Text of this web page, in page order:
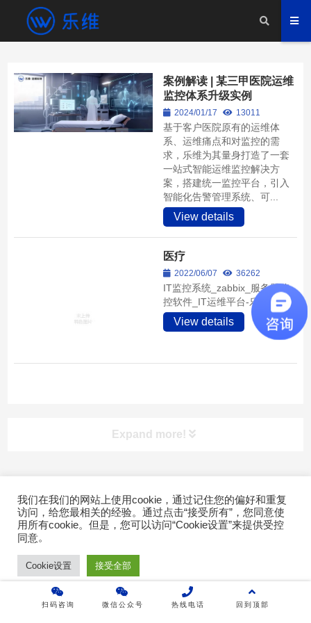
案例解读 | 某三甲医院运维
监控体系升级实例
2024/01/17 13011
基于客户医院原有的运维体
系、运维痛点和对监控的需
求，乐维为其量身打造了一套
一站式智能运维监控解决方
案，搭建统一监控平台，引入
智能化告警管理系统、可...
View details
医疗
2022/06/07 36262
IT监控系统_zabbix_服务器监
控软件_IT运维平台-乐维
View details
Expand more!
快速导航
首页
产品介绍
成功案例
Copyright © 2022广东乐维软件有限公司 版权所有 |粤ICP备
扫码咨询 微信公众号 热线电话 回到顶部
我们在我们的网站上使用cookie，通过记住您的偏好和重复
访问，给您最相关的经验。通过点击“接受所有”，您同意使
用所有cookie。但是，您可以访问“Cookie设置”来提供受控
同意。
Cookie设置 接受全部